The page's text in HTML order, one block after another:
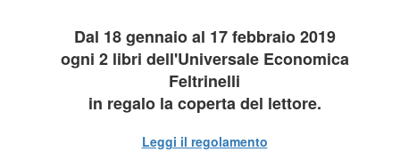
Dal 18 gennaio al 17 febbraio 2019
ogni 2 libri dell'Universale Economica
Feltrinelli
in regalo la coperta del lettore.
Leggi il regolamento